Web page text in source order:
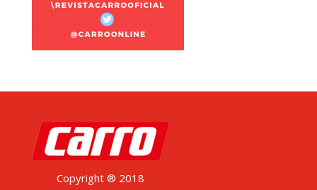
Copyright ® 2018